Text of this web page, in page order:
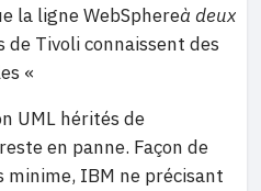
la ligne WebSphereà deux
de Tivoli connaissent des
«
UML hérités de
en panne. Façon de
minime, IBM ne précisant